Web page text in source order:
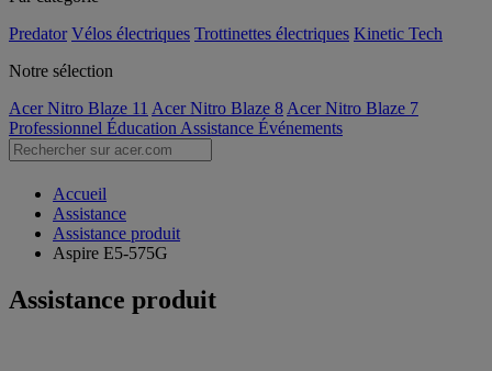
Predator Vélos électriques Trottinettes électriques Kinetic Tech
Notre sélection
Acer Nitro Blaze 11 Acer Nitro Blaze 8 Acer Nitro Blaze 7
Professionnel Éducation Assistance Événements
Accueil
Assistance
Assistance produit
Aspire E5-575G
Assistance produit